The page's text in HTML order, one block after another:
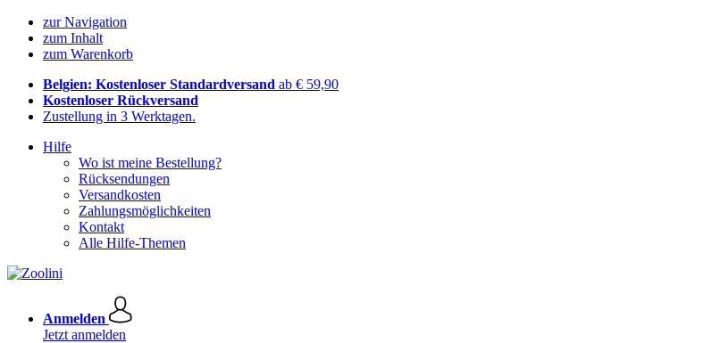
zur Navigation
zum Inhalt
zum Warenkorb
Belgien: Kostenloser Standardversand ab € 59,90
Kostenloser Rückversand
Zustellung in 3 Werktagen.
Hilfe
Wo ist meine Bestellung?
Rücksendungen
Versandkosten
Zahlungsmöglichkeiten
Kontakt
Alle Hilfe-Themen
Anmelden
Jetzt anmelden